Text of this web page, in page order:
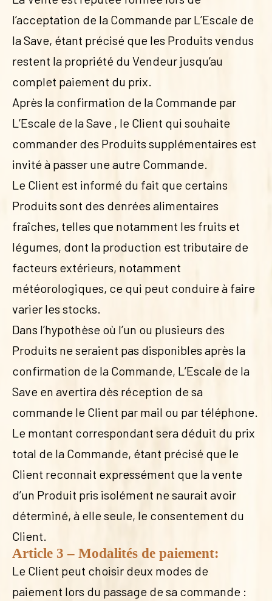
l’acceptation de la Commande par L’Escale de
la Save, étant précisé que les Produits vendus
restent la propriété du Vendeur jusqu’au
complet paiement du prix.
Après la confirmation de la Commande par
L’Escale de la Save , le Client qui souhaite
commander des Produits supplémentaires est
invité à passer une autre Commande.
Le Client est informé du fait que certains
Produits sont des denrées alimentaires
fraîches, telles que notamment les fruits et
légumes, dont la production est tributaire de
facteurs extérieurs, notamment
météorologiques, ce qui peut conduire à faire
varier les stocks.
Dans l’hypothèse où l’un ou plusieurs des
Produits ne seraient pas disponibles après la
confirmation de la Commande, L’Escale de la
Save en avertira dès réception de sa
commande le Client par mail ou par téléphone.
Le montant correspondant sera déduit du prix
total de la Commande, étant précisé que le
Client reconnait expressément que la vente
d’un Produit pris isolément ne saurait avoir
déterminé, à elle seule, le consentement du
Client.
Article 3 – Modalités de paiement:
Le Client peut choisir deux modes de
paiement lors du passage de sa commande :